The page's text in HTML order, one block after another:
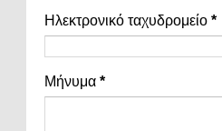
Ηλεκτρονικό ταχυδρομείο *
Μήνυμα *